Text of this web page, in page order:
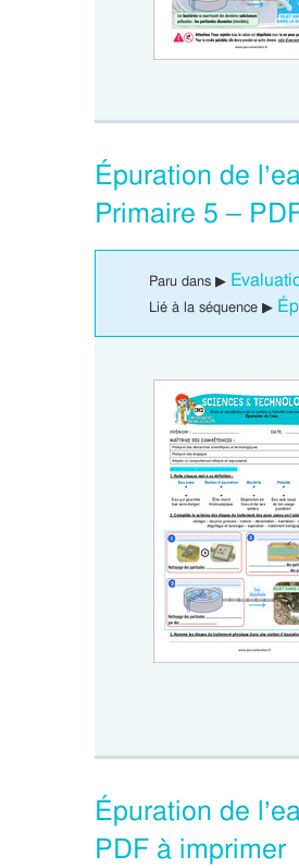
Épuration de
Primaire 5 –
Paru dans ▶
Lié à la séquence ▶
Épuration de
PDF à imprimer